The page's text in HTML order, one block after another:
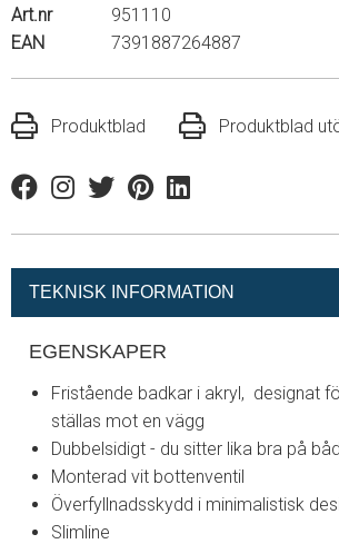
Art.nr
951110
EAN
7391887264887
Produktblad Produktblad
FacebookInstagram
TwitterPinterestLinkedin
TEKNISK INFORMATION
EGENSKAPER
Fristående badkar i akryl, designat
ställas mot en vägg
Dubbelsidigt - du sitter lika bra på
Monterad vit bottenventil
Överfyllnadsskydd i minimalistisk
Slimline